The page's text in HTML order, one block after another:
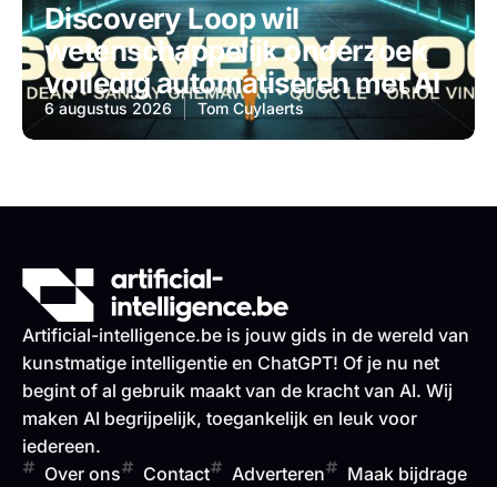
Discovery Loop wil
wetenschappelijk onderzoek
volledig automatiseren met AI
6 augustus 2026 Tom Cuylaerts
Artificial-intelligence.be is jouw gids in de wereld van
kunstmatige intelligentie en ChatGPT! Of je nu net
begint of al gebruik maakt van de kracht van AI. Wij
maken AI begrijpelijk, toegankelijk en leuk voor
iedereen.
Over ons
Contact Adverteren Maak bijdrage